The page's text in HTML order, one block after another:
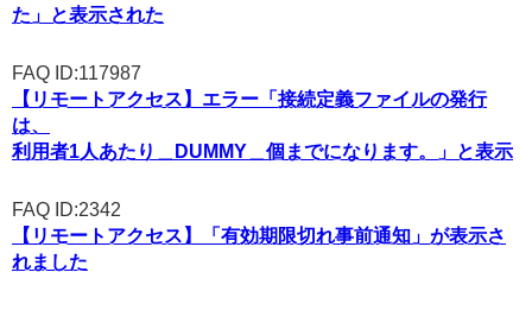
た」と表示された
FAQ ID:117987
【リモートアクセス】エラー「接続定義ファイルの発行
は、
利用者1人あたり＿DUMMY＿個までになります。」と表示
FAQ ID:2342
【リモートアクセス】「有効期限切れ事前通知」が表示さ
れました